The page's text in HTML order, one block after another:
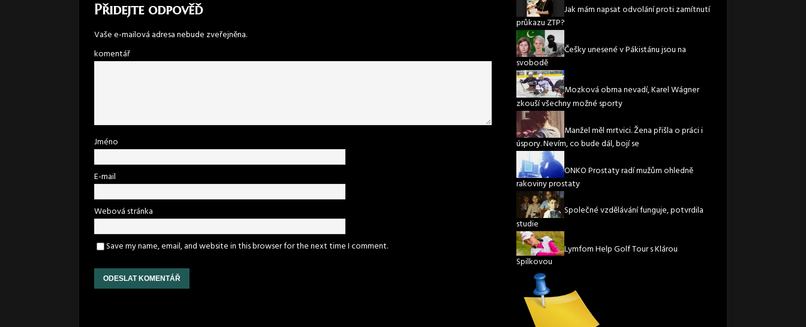
Přidejte odpověď
Vaše e-mailová adresa nebude zveřejněna.
komentář
Jméno
E-mail
Webová stránka
Save my name, email, and website in this browser for the next time I comment.
Jak mám napsat odvolání proti zamítnutí
průkazu ZTP?
Češky unesené v Pákistánu jsou na
svobodě
Mozková obrna nevadí, Karel Wágner
zkouší všechny možné sporty
Manžel měl mrtvici. Žena přišla o práci i
úspory. Nevím, co bude dál, bojí se
ONKO Prostaty radí mužům ohledně
rakoviny prostaty
Společné vzdělávání funguje, potvrdila
studie
Lymfom Help Golf Tour s Klárou
Spilkovou